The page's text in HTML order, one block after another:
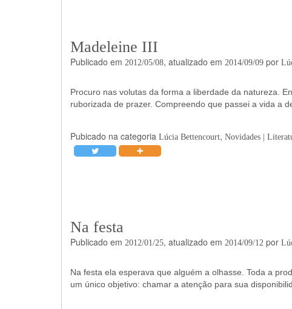
Madeleine III
Publicado em 2012/05/08, atualizado em 2014/09/09por
Procuro nas volutas da forma a liberdade da natureza.
ruborizada de prazer. Compreendo que passei a vida a
Pubicado na categoria Lúcia Bettencourt, Novidades |
Na festa
Publicado em 2012/01/25, atualizado em 2014/09/12 por
Na festa ela esperava que alguém a olhasse. Toda a
um único objetivo: chamar a atenção para sua